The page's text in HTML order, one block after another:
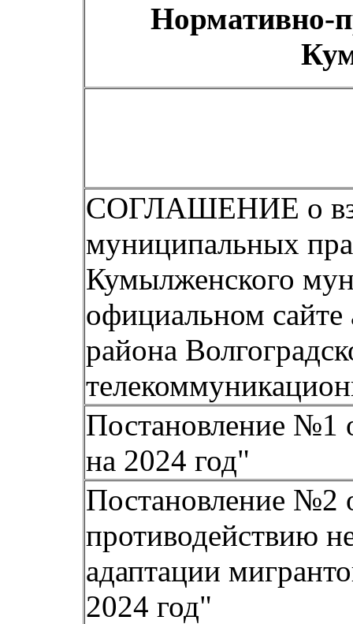
Нормативно-
СОГЛАШЕНИЕ о
муниципальных
Кумылженского
официальном
района
Постановление №1
на 2024 год"
Постановление №2
противодействию
адаптации
2024 год"